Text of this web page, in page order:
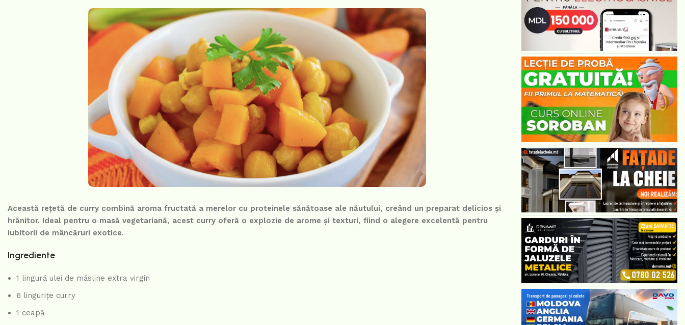
Această rețetă de curry combină aroma fructată a merelor cu proteinele sănătoase ale năutului, creând un preparat delicios și
hrănitor. Ideal pentru o masă vegetariană, acest curry oferă o explozie de arome și texturi, fiind o alegere excelentă pentru
iubitorii de mâncăruri exotice.
Ingrediente
1 lingură ulei de măsline extra virgin
6 lingurițe curry
1 ceapă